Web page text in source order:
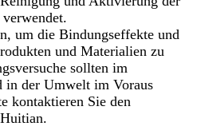
um die Bindungseffekte und
und Materialien zu
sollten im
in der Umwelt im Voraus
kontaktieren Sie den